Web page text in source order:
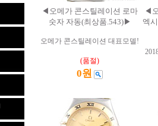
◀오메가 콘스틸레이션 로마
숫자 자동(최상품.543)▶
오메가 콘스틸레이션 대표모델!
(품절)
0원
◀
엑